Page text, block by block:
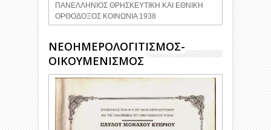
ΠΑΝΕΛΛΗΝΙΟΣ ΘΡΗΣΚΕΥΤΙΚΗ ΚΑΙ ΕΘΝΙΚΗ
ΟΡΘΟΔΟΞΟΣ ΚΟΙΝΩΝΙΑ 1938
ΝΕΟΗΜΕΡΟΛΟΓΙΤΙΣΜΟΣ-
ΟΙΚΟΥΜΕΝΙΣΜΟΣ